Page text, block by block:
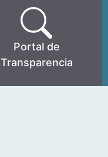
Portal de
Transparencia